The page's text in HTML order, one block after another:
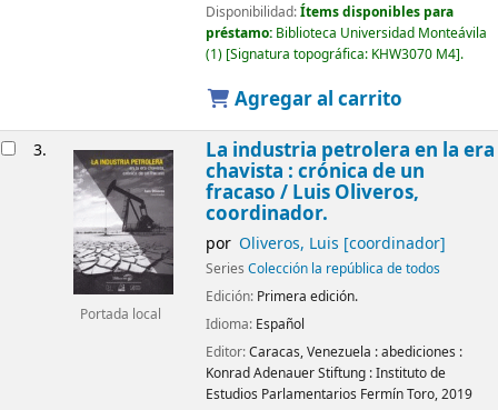
Disponibilidad:Ítems disponibles para
préstamo: Biblioteca Universidad Monteávila
(1) Signatura topográfica: KHW3070 M4 .
Agregar al carrito
3.
Portada local
La industria petrolera en la era
chavista : crónica de un
fracaso / Luis Oliveros,
coordinador.
por Oliveros, Luis [coordinador]
Series Colección la república de todos
Edición: Primera edición.
Idioma: Español
Editor:Caracas, Venezuela :abediciones :
Konrad Adenauer Stiftung :Instituto de
Estudios Parlamentarios Fermín Toro,2019